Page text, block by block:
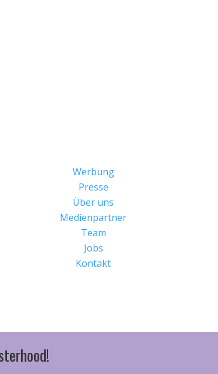
Werbung
Presse
Über uns
Medienpartner
Team
Jobs
Kontakt